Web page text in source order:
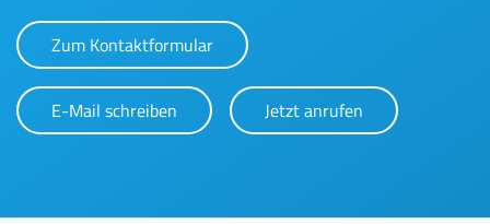
Zum Kontaktformular
E-Mail schreiben Jetzt anrufen